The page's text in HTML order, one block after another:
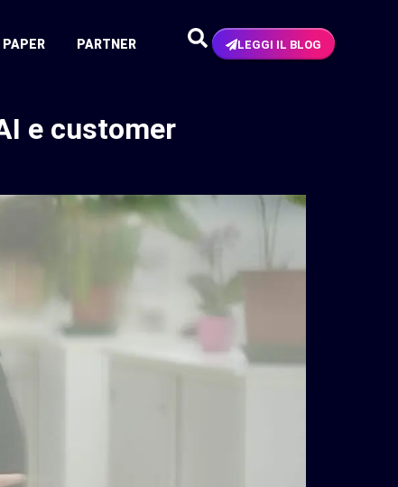
PAPER PARTNER LEGGI IL BLOG
e customer